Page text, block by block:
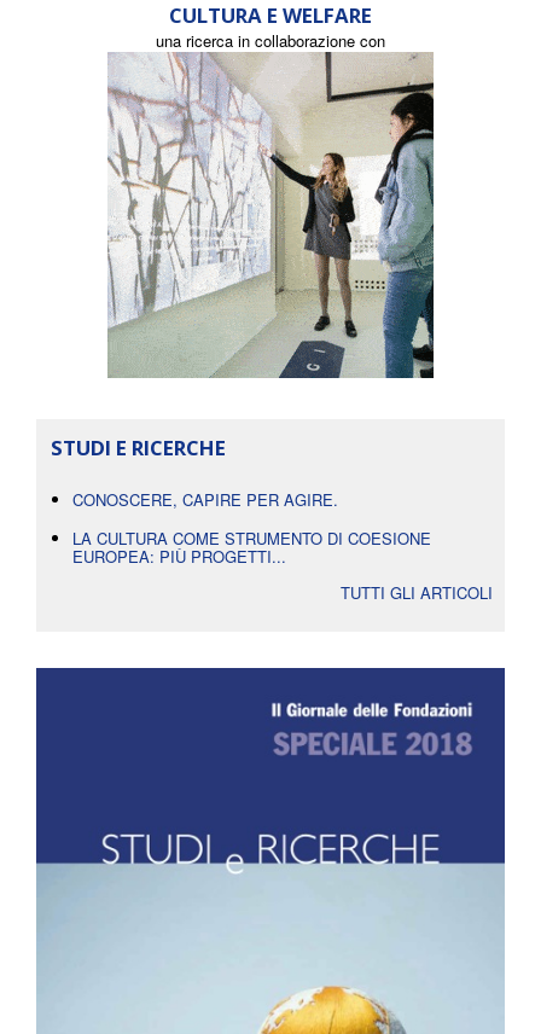
CULTURA E WELFARE
una ricerca in collaborazione con
STUDI E RICERCHE
CONOSCERE, CAPIRE PER AGIRE.
LA CULTURA COME STRUMENTO DI COESIONE
EUROPEA: PIÙ PROGETTI...
TUTTI GLI ARTICOLI